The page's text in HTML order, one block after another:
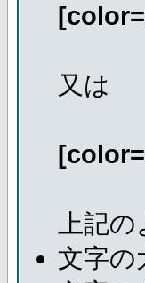
又は
上記
文字の